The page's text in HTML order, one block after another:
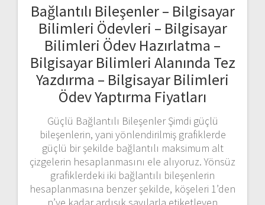
Bağlantılı Bileşenler – Bilgisayar
Bilimleri Ödevleri – Bilgisayar
Bilimleri Ödev Hazırlatma –
Bilgisayar Bilimleri Alanında Tez
Yazdırma – Bilgisayar Bilimleri
Ödev Yaptırma Fiyatları
Güçlü Bağlantılı Bileşenler Şimdi güçlü
bileşenlerin, yani yönlendirilmiş grafiklerde
güçlü bir şekilde bağlantılı maksimum alt
çizgelerin hesaplanmasını ele alıyoruz. Yönsüz
grafiklerdeki iki bağlantılı bileşenlerin
hesaplanmasına benzer şekilde, köşeleri 1’den
n’ye kadar ardışık sayılarla etiketleyen